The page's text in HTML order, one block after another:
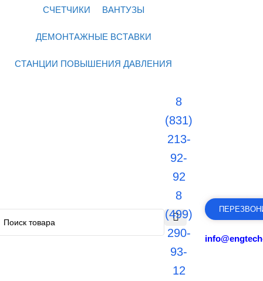
СЧЕТЧИКИ ВАНТУЗЫ
ДЕМОНТАЖНЫЕ ВСТАВКИ
СТАНЦИИ ПОВЫШЕНИЯ ДАВЛЕНИЯ
8
(831)
213-
92-
92
8
(499)
290-
93-
12